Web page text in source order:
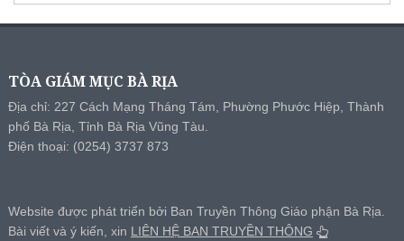
TÒA GIÁM MỤC BÀ RỊA
Địa chỉ: 227 Cách Mạng Tháng Tám, Phường Phước Hiệp, Thành
phố Bà Rịa, Tỉnh Bà Rịa Vũng Tàu.
Điện thoại: (0254) 3737 873
Website được phát triển bởi Ban Truyền Thông Giáo phận Bà Rịa.
Bài viết và ý kiến, xin LIÊN HỆ BAN TRUYỀN THÔNG